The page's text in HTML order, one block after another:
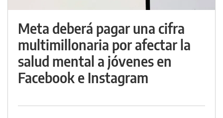
Meta deberá pagar una cifra
multimillonaria por afectar la
salud mental a jóvenes en
Facebook e Instagram